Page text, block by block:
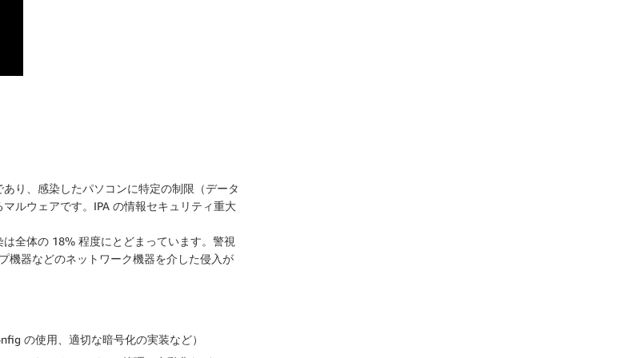
り、感染したパソコンに特定の制限（データ
ルウェアです。IPA の情報セキュリティ重大
全体の 18% 程度にとどまっています。警視
機器などのネットワーク機器を介した侵入が
の使用、適切な暗号化の実装など）